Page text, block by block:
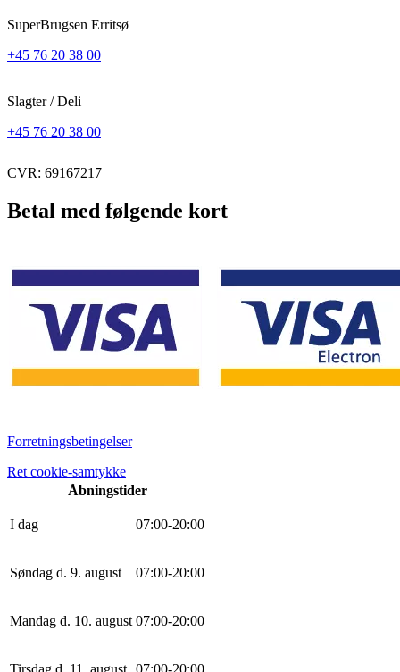
SuperBrugsen Erritsø
+45 76 20 38 00
Slagter / Deli
+45 76 20 38 00
CVR: 69167217
Betal med følgende kort
Forretningsbetingelser
Ret cookie-samtykke
Åbningstider
I dag 07:00-20:00
Søndag d. 9. august 07:00-20:00
Mandag d. 10. august 07:00-20:00
Tirsdag d. 11. august 07:00-20:00